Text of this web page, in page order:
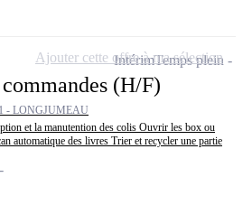
(H/F)
- LONGJUMEAU
et la manutention des colis Ouvrir les box ou
automatique des livres Trier et recycler une partie
IntérimTemps plein
Ajouter cette offre à ma sélection